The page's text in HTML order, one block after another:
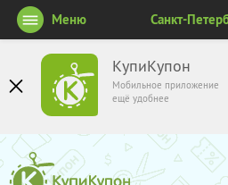
КупиКупон
Мобильное приложение
ещё удобнее
Меню Санкт-